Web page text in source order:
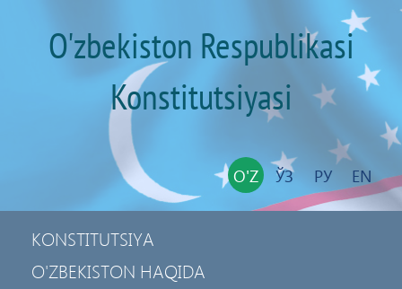
O'zbekiston Respublikasi
Konstitutsiyasi
O'Z ЎЗ РУ EN
KONSTITUTSIYA
O'ZBEKISTON HAQIDA